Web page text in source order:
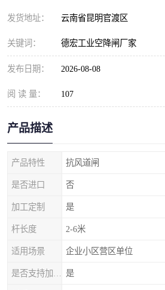
发货地址： 云南省昆明官渡区
关键词： 德宏工业空降闸厂家
发布日期： 2026-08-08
阅 读 量： 107
产品描述
产品特性 抗风道闸
是否进口 否
加工定制 是
杆长度 2-6米
适用场景 企业小区营区单位
是